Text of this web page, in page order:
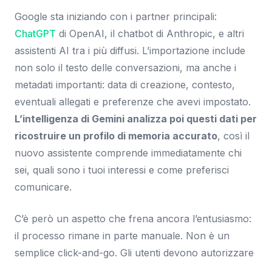
Google sta iniziando con i partner principali:
ChatGPT di OpenAI, il chatbot di Anthropic, e altri
assistenti AI tra i più diffusi. L’importazione include
non solo il testo delle conversazioni, ma anche i
metadati importanti: data di creazione, contesto,
eventuali allegati e preferenze che avevi impostato.
L’intelligenza di Gemini analizza poi questi dati per
ricostruire un profilo di memoria accurato, così il
nuovo assistente comprende immediatamente chi
sei, quali sono i tuoi interessi e come preferisci
comunicare.
C’è però un aspetto che frena ancora l’entusiasmo:
il processo rimane in parte manuale. Non è un
semplice click-and-go. Gli utenti devono autorizzare